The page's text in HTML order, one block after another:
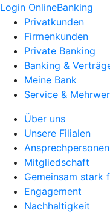
Login OnlineBanking
Privatkunden
Firmenkunden
Private Banking
Banking &
Meine Bank
Service &
Über uns
Unsere Filialen
Ansprechpersonen
Mitgliedschaft
Gemeinsam stark
Engagement
Nachhaltigkeit